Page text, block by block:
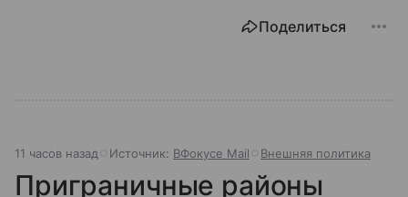
Поделиться
11 часов назад Источник: ВФокусе Mail Внешняя политика
Приграничные районы